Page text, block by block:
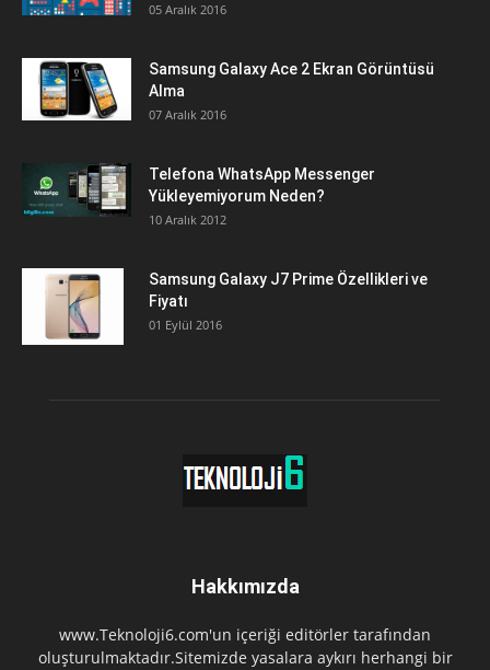
05 Aralık 2016
Samsung Galaxy Ace 2 Ekran Görüntüsü
Alma
07 Aralık 2016
Telefona WhatsApp Messenger
Yükleyemiyorum Neden?
10 Aralık 2012
Samsung Galaxy J7 Prime Özellikleri ve
Fiyatı
01 Eylül 2016
Hakkımızda
www.Teknoloji6.com'un içeriği editörler tarafından
oluşturulmaktadır.Sitemizde yasalara aykırı herhangi bir